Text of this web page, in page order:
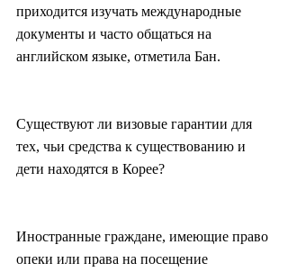
приходится изучать международные
документы и часто общаться на
английском языке, отметила Бан.
Существуют ли визовые гарантии для
тех, чьи средства к существованию и
дети находятся в Корее?
Иностранные граждане, имеющие право
опеки или права на посещение